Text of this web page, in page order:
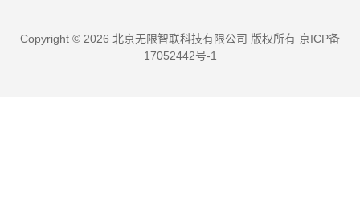
Copyright © 2026 北京无限智联科技有限公司 版权所有 京ICP备
17052442号-1